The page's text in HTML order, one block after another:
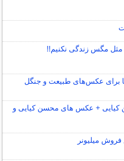
مثل مگس زندگی نکنیم!!
برای عکس‌های طبیعت و جنگل
کیایی + عکس های محسن کیایی و
ميليونر